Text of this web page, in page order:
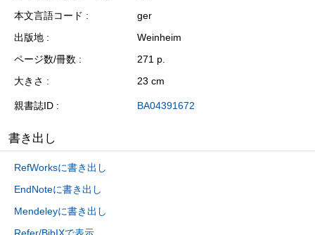
本文言語コード
ger
出版地
Weinheim
ページ数/冊数
271 p.
大きさ
23 cm
親書誌ID BA04391672
書き出し
RefWorksに書き出し
EndNoteに書き出し
Mendeleyに書き出し